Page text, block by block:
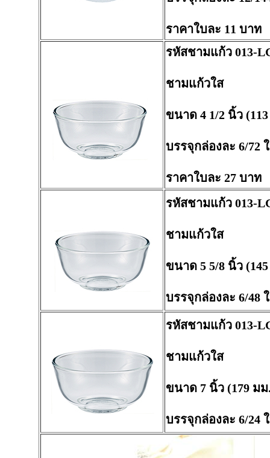
ราคาใบละ 11 บาท
รหัสชามแก้ว 013-
ชามแก้วใส
ขนาด 4 1/2 นิ้ว
บรรจุกล่องละ 6/72
ราคาใบละ 27 บาท
รหัสชามแก้ว 013-
ชามแก้วใส
ขนาด 5 5/8 นิ้ว
บรรจุกล่องละ 6/48
รหัสชามแก้ว 013-
ชามแก้วใส
ขนาด 7 นิ้ว (179 ม
บรรจุกล่องละ 6/24